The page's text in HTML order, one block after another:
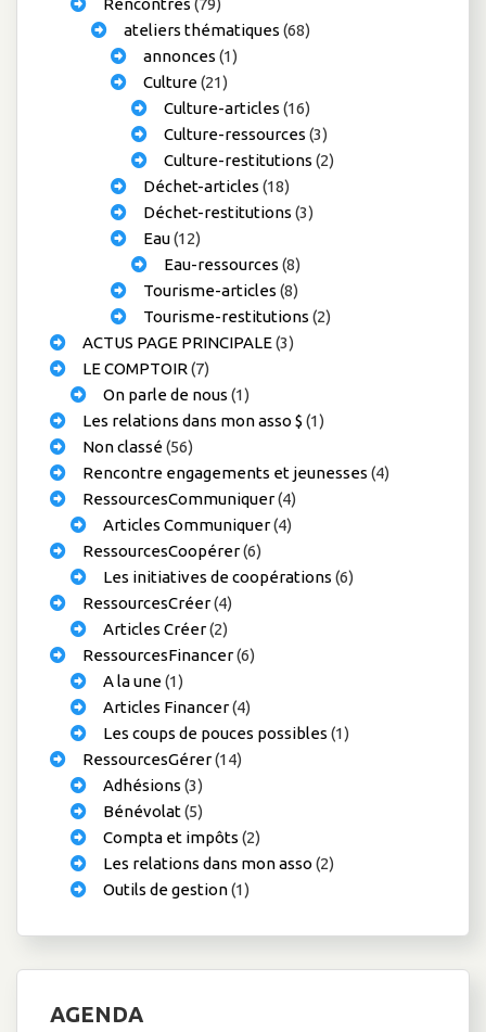
ateliers thématiques (68)
annonces (1)
Culture(21)
Culture-articles (16)
Culture-ressources (3)
Culture-restitutions (2)
Déchet-articles (18)
Déchet-restitutions (3)
Eau(12)
Eau-ressources (8)
Tourisme-articles (8)
Tourisme-restitutions (2)
ACTUS PAGE PRINCIPALE(3)
LE COMPTOIR (7)
On parle de nous (1)
Les relations dans mon asso $ (1)
Non classé(56)
Rencontre engagements et jeunesses (4)
RessourcesCommuniquer(4)
Articles Communiquer(4)
RessourcesCoopérer(6)
Les initiatives de coopérations (6)
RessourcesCréer(4)
Articles Créer(2)
RessourcesFinancer(6)
A la une(1)
Articles Financer(4)
Les coups de pouces possibles (1)
RessourcesGérer(14)
Adhésions (3)
Bénévolat(5)
Compta et impôts (2)
Les relations dans mon asso (2)
Outils de gestion(1)
AGENDA